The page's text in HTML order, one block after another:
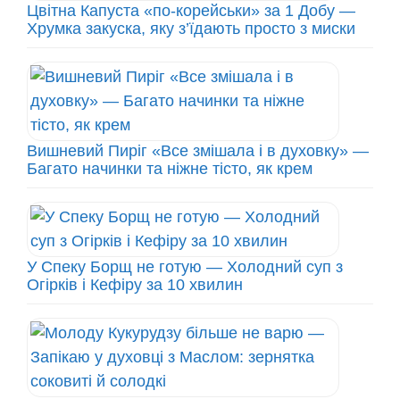
Цвітна Капуста «по-корейськи» за 1 Добу —
Хрумка закуска, яку з’їдають просто з миски
Вишневий Пиріг «Все змішала і в духовку» —
Багато начинки та ніжне тісто, як крем
У Спеку Борщ не готую — Холодний суп з
Огірків і Кефіру за 10 хвилин